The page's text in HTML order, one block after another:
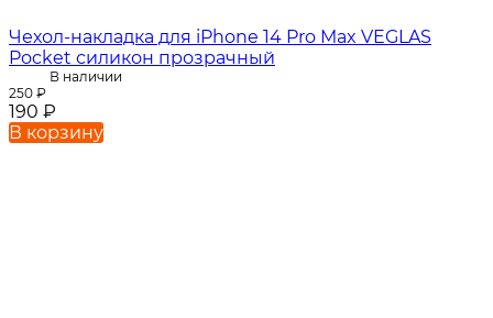
Чехол-накладка для iPhone 14 Pro Max VEGLAS
Pocket силикон прозрачный
В наличии
250 ₽
190 ₽
В корзину